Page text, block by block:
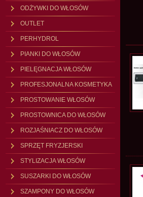
ODŻYWKI DO WŁOSÓW
OUTLET
PERHYDROL
PIANKI DO WŁOSÓW
PIELĘGNACJA WŁOSÓW
PROFESJONALNA KOSMETYKA
PROSTOWANIE WŁOSÓW
PROSTOWNICA DO WŁOSÓW
ROZJAŚNIACZ DO WŁOSÓW
SPRZĘT FRYZJERSKI
STYLIZACJA WŁOSÓW
SUSZARKI DO WŁOSÓW
SZAMPONY DO WŁOSÓW